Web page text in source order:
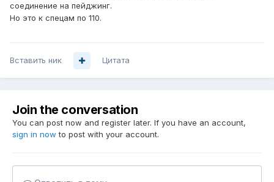
соединение на пейджинг.
Но это к спецам по 110.
Вставить ник Цитата
Join the conversation
You can post now and register later. If you have an account,
sign in now to post with your account.